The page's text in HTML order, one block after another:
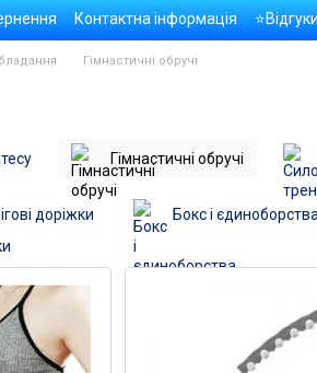
Контактна інформація
Правила публікації коментарів та
Гімнастичні обручі
Гімнастичні обручі
доріжки Бокс і єдиноборства